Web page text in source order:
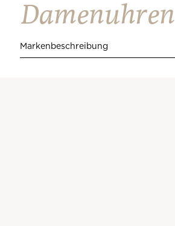
Damenuhren
Markenbeschreibung